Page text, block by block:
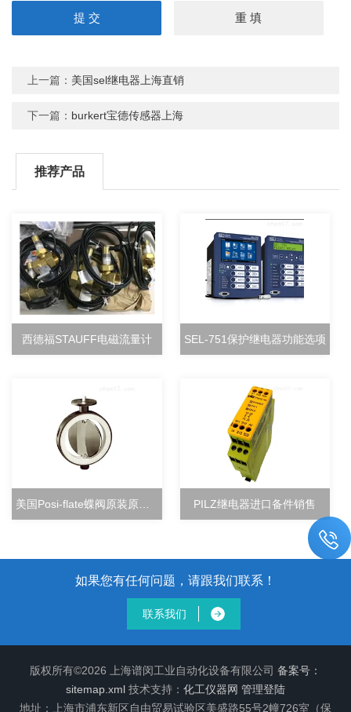
上一篇： 美国sel继电器上海直销
下一篇： burkert宝德传感器上海
推荐产品
西德福STAUFF电磁流量计 SEL-751保护继电器功能选项
PILZ继电器进口备件销售
如果您有任何问题，请跟我们联系！
联系我们
版权所有©2026 上海谱闵工业自动化设备有限公司 备案号：
sitemap.xml 技术支持： 化工仪器网 管理登陆
地址：上海市浦东新区自由贸易试验区美盛路55号2幢726室（保